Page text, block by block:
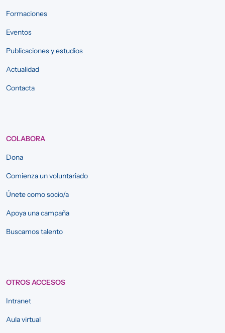
Formaciones
Eventos
Publicaciones y estudios
Actualidad
Contacta
COLABORA
Dona
Comienza un voluntariado
Únete como socio/a
Apoya una campaña
Buscamos talento
OTROS ACCESOS
Intranet
Aula virtual